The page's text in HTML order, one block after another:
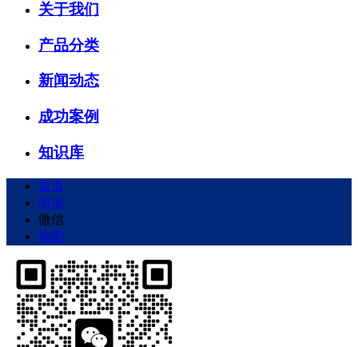
关于我们
产品分类
新闻动态
成功案例
知识库
首页
电话
微信
地图